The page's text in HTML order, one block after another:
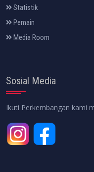
Statistik
Pemain
Media Room
Sosial Media
Ikuti Perkembangan kami